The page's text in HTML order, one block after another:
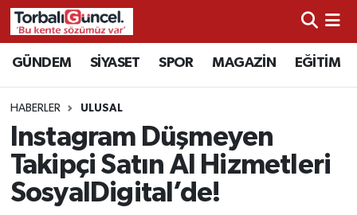
GÜNDEM SİYASET SPOR MAGAZİN EĞİTİM
HABERLER ULUSAL
Instagram Düşmeyen
Takipçi Satın Al Hizmetleri
SosyalDigital’de!
İzmir Nöbetçi Eczaneler
İzmir Hava Durumu
İzmir Namaz Vakitleri
İzmir Trafik Yoğunluk Haritası